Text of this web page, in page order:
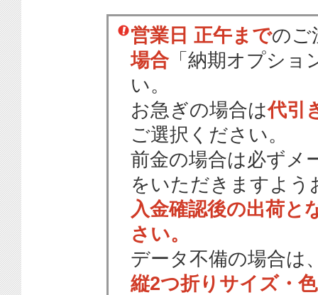
営業日 正午までのご
場合 「納期オプショ
い。
お急ぎの場合は代引
ご選択ください。
前金の場合は必ずメ
をいただきますよう
入金確認後の出荷と
さい。
データ不備の場合は
縦2つ折りサイズ・